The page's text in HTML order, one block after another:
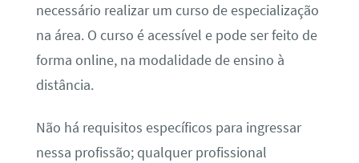
necessário realizar um curso de especialização
na área. O curso é acessível e pode ser feito de
forma online, na modalidade de ensino à
distância.
Não há requisitos específicos para ingressar
nessa profissão; qualquer profissional